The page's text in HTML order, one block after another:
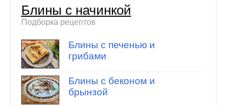
Блины с начинкой
Подборка рецептов
Блины с печенью и
грибами
Блины с беконом и
брынзой